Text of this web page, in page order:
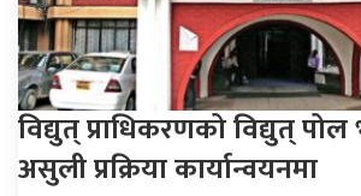
विद्युत् प्राधिकरणको विद्युत् पोल
असुली प्रक्रिया कार्यान्वयनमा